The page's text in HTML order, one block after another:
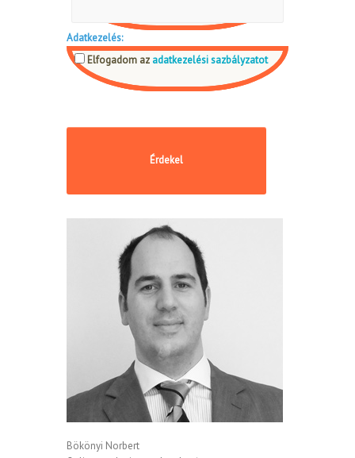
Adatkezelés:
Elfogadom az adatkezelési sazbályzatot
Bökönyi Norbert